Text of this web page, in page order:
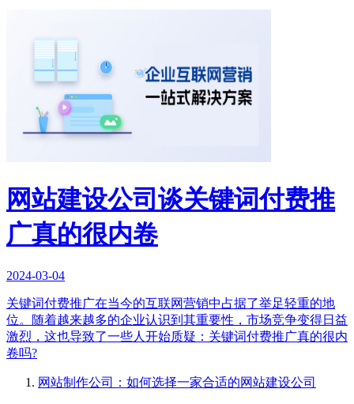
网站建设公司谈关键词付费推
广真的很内卷
2024-03-04
关键词付费推广在当今的互联网营销中占据了举足轻重的地
位。随着越来越多的企业认识到其重要性，市场竞争变得日益
激烈，这也导致了一些人开始质疑：关键词付费推广真的很内
卷吗?
网站制作公司：如何选择一家合适的网站建设公司